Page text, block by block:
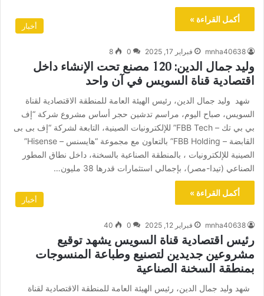
أكمل القراءة »
أخبار
mnha40638 فبراير 17, 2025 0
8
وليد جمال الدين: 120 مصنع تحت الإنشاء داخل
اقتصادية قناة السويس في آن واحد
شهد وليد جمال الدين، رئيس الهيئة العامة للمنطقة الاقتصادية لقناة
السويس، صباح اليوم، مراسم تدشين حجر أساس مشروع شركة “إف
بي بي تك – FBB Tech” للإلكترونيات الصينية، التابعة لشركة “إف بى بى
القابضة – FBB Holding” بالتعاون مع مجموعة “هايسنس – Hisense”
الصينية للإلكترونيات ، بالمنطقة الصناعية بالسخنة، داخل نطاق المطور
الصناعي (تيدا-مصر)، بإجمالي استثمارات قدرها 38 مليون…
أكمل القراءة »
أخبار
mnha40638 فبراير 12, 2025 0
40
رئيس اقتصادية قناة السويس يشهد توقيع
مشروعين جديدين لتصنيع وطباعة المنسوجات
بمنطقة السخنة الصناعية
شهد وليد جمال الدين، رئيس الهيئة العامة للمنطقة الاقتصادية لقناة